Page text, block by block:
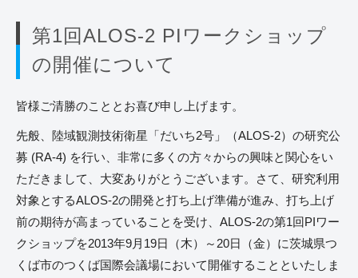
第1回ALOS-2 PIワークショップ
の開催について
皆様ご清勝のこととお喜び申し上げます。
先般、陸域観測技術衛星「だいち2号」（ALOS-2）の研究公
募 (RA-4) を行い、非常に多くの方々からの興味と関心をい
ただきまして、大変ありがとうございます。さて、研究利用
対象とするALOS-2の開発と打ち上げ準備が進み、打ち上げ
前の期待が高まっていることを受け、ALOS-2の第1回PIワー
クショップを2013年9月19日（木）～20日（金）に茨城県つ
くば市のつくば国際会議場において開催することといたしま